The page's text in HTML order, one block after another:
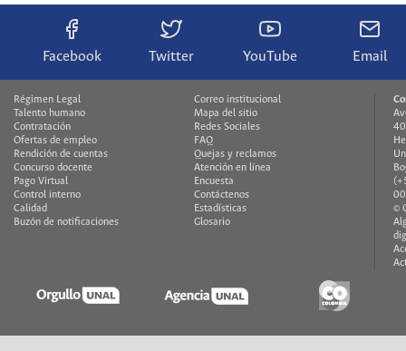
Facebook Twitter YouTube Email
Régimen Legal
Talento humano
Contratación
Ofertas de empleo
Rendición de cuentas
Concurso docente
Pago Virtual
Control interno
Calidad
Buzón de notificaciones
Correo institucional
Mapa del sitio
Redes Sociales
FAQ
Quejas y reclamos
Atención en línea
Encuesta
Contáctenos
Estadísticas
Glosario
©